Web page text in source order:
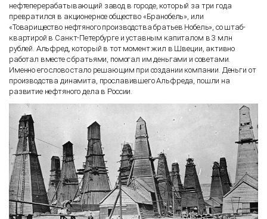
нефтеперерабатывающий завод в городе, который за три года
превратился в акционерное общество «Бранобель», или
«Товарищество нефтяного производства братьев Нобель», со штаб-
квартирой в Санкт-Петербурге и уставным капиталом в 3 млн
рублей. Альфред, который в тот момент жил в Швеции, активно
работал вместе с братьями, помогал им деньгами и советами.
Именно его слово стало решающим при создании компании. Деньги от
производства динамита, прославившего Альфреда, пошли на
развитие нефтяного дела в России.